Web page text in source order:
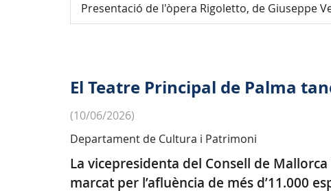
Presentació de l'òpera Rigoletto, de Giuseppe
El Teatre Principal de Palma
(10/06/2026)
Departament de Cultura i Patrimoni
La vicepresidenta del Consell de
marcat per l’afluència de més d’11.000